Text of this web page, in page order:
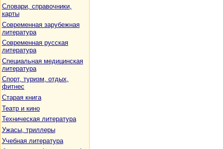
Словари, справочники,
карты
Современная зарубежная
литература
Современная русская
литература
Специальная медицинская
литература
Спорт, туризм, отдых,
фитнес
Старая книга
Театр и кино
Техническая литература
Ужасы, триллеры
Учебная литература